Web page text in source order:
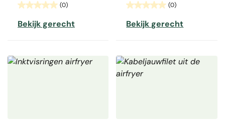
(0)
Bekijk gerecht
(0)
Bekijk gerecht